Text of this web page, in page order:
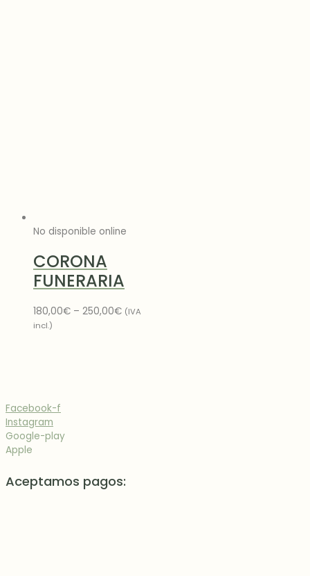
No disponible online
CORONA
FUNERARIA
180,00€ – 250,00€ (IVA
incl.)
Facebook-f
Instagram
Google-play
Apple
Aceptamos pagos: